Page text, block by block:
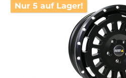
Nur 5 auf Lager!